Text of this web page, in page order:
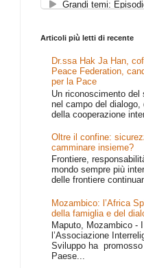
Articoli più letti di recente
Dr.ssa Hak Ja Han,
Peace Federation,
per la Pace
Un riconoscimento del
nel campo del
della cooperazione
Oltre il confine:
camminare insieme?
Frontiere,
mondo sempre più
delle frontiere
Mozambico: l’Africa
della famiglia e del
Maputo, Mozambico -
l’Associazione
Sviluppo ha
Paese...